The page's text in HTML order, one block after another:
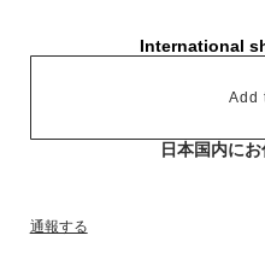
International
Add
日本国内に
通報する